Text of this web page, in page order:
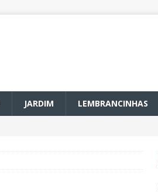
JARDIM LEMBRANCINHAS